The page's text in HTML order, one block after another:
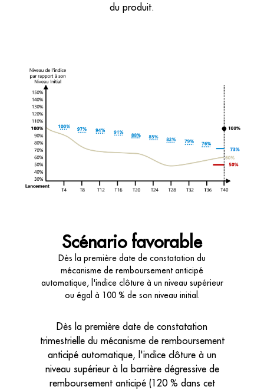
du produit.
Scénario favorable
Dès la première date de constatation du
mécanisme de remboursement anticipé
automatique, l'indice clôture à un niveau supérieur
ou égal à 100 % de son niveau initial.
Dès la première date de constatation
trimestrielle du mécanisme de remboursement
anticipé automatique, l'indice clôture à un
niveau supérieur à la barrière dégressive de
remboursement anticipé (120 % dans cet